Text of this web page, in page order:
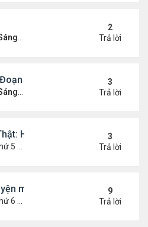
Thứ 3 Tháng 10 22, 2024 2:03
2
Trả lời
(tiếp theo)
Thứ 2 Tháng 10 07, 2024 2:19
3
Trả lời
Hồng Vân, Lê Quốc Nam
11 05, 2020 2:49 pm
3
Trả lời
ma kinh dị
10 16, 2020 10:39 am
9
Trả lời